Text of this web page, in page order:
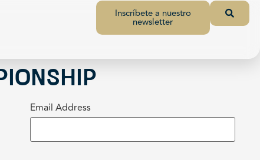
Inscríbete a nuestro
newsletter
Email Address